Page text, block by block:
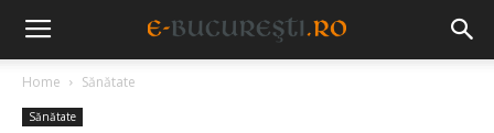
Home Sănătate
Sănătate